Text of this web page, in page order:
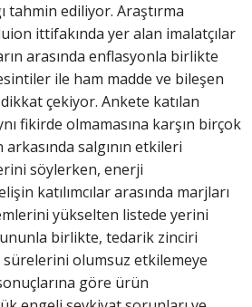
tahmin ediliyor. Araştırma
ittifakında yer alan imalatçılar
arasında enflasyonla birlikte
ile ham madde ve bileşen
çekiyor. Ankete katılan
fikirde olmamasına karşın birçok
salgının etkileri
söylerken, enerji
katılımcılar arasında marjları
yükselten listede yerini
birlikte, tedarik zinciri
olumsuz etkilemeye
göre ürün